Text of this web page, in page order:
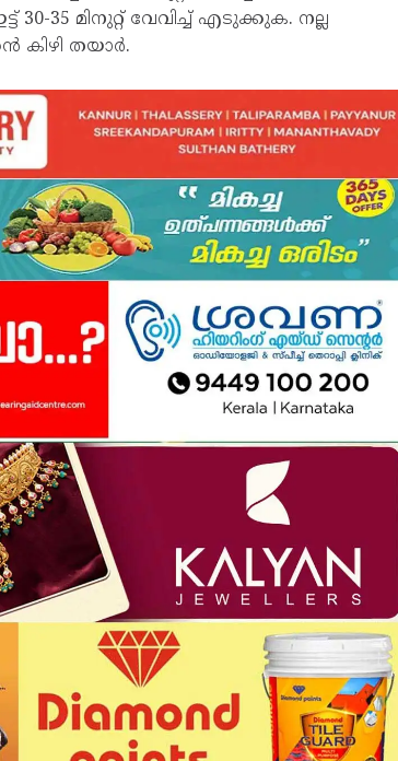
30-35 മിനുറ്റ് വേവിച്ച് എടുക്കുക. നല്ല
കിഴി തയാര്‍.